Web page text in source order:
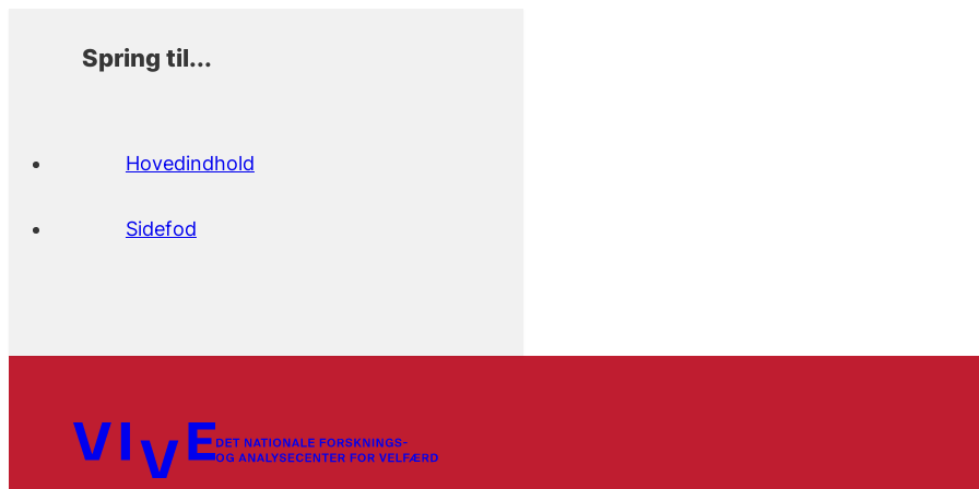
Spring til...
Hovedindhold
Sidefod